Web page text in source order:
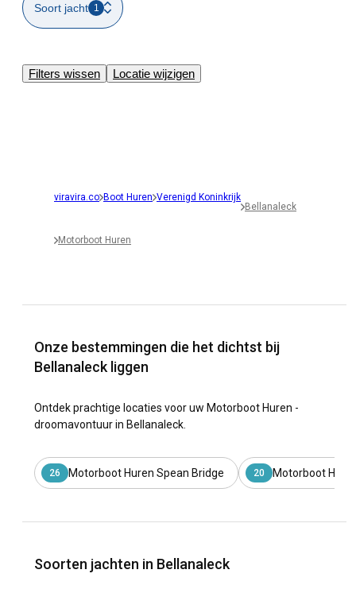
Soort jacht 1
Filters wissen Locatie wijzigen
viravira.co Boot Huren Verenigd Koninkrijk
Bellanaleck
Motorboot Huren
Onze bestemmingen die het dichtst bij
Bellanaleck liggen
Ontdek prachtige locaties voor uw Motorboot Huren -
droomavontuur in Bellanaleck.
26 Motorboot Huren Spean Bridge 20 Motorboot
Soorten jachten in Bellanaleck